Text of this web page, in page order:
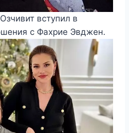
вступил в
с Фахрие Эвджен.